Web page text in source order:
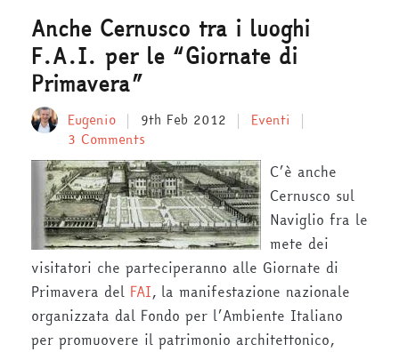
Anche Cernusco tra i luoghi
F.A.I. per le “Giornate di
Primavera”
Eugenio 9th Feb 2012
Eventi
3 Comments
C’è anche
Cernusco sul
Naviglio fra le
mete dei
visitatori che parteciperanno alle Giornate di
Primavera del FAI, la manifestazione nazionale
organizzata dal Fondo per l’Ambiente Italiano
per promuovere il patrimonio architettonico,